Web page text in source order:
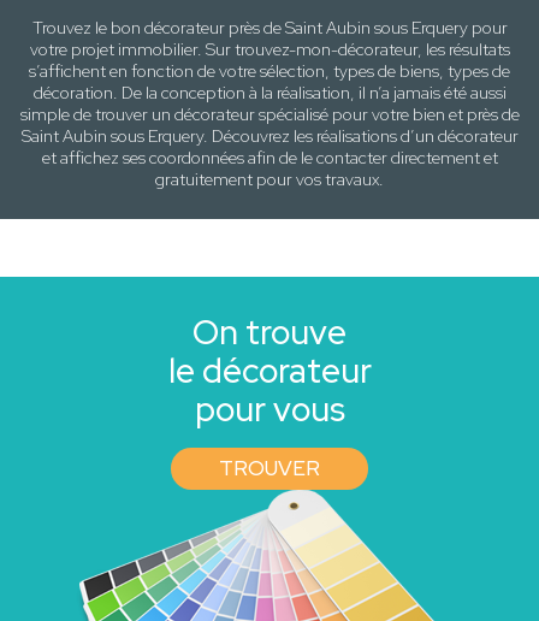
Trouvez le bon décorateur près deSaint Aubin sous Erquerypour
votre projet immobilier. Sur trouvez-mon-décorateur, les résultats
s’affichent en fonction de votre sélection, types de biens, types de
décoration. De la conception à la réalisation, il n’a jamais été aussi
simple de trouver un décorateur spécialisé pour votre bien et près de
Saint Aubin sous Erquery. Découvrez les réalisations d’un décorateur
et affichez ses coordonnées afin de le contacter directement et
gratuitement pourvos travaux.
On trouve
le décorateur
pour vous
TROUVER